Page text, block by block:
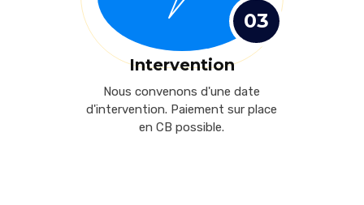
03
Intervention
Nous convenons d'une date
d'intervention. Paiement sur place
en CB possible.